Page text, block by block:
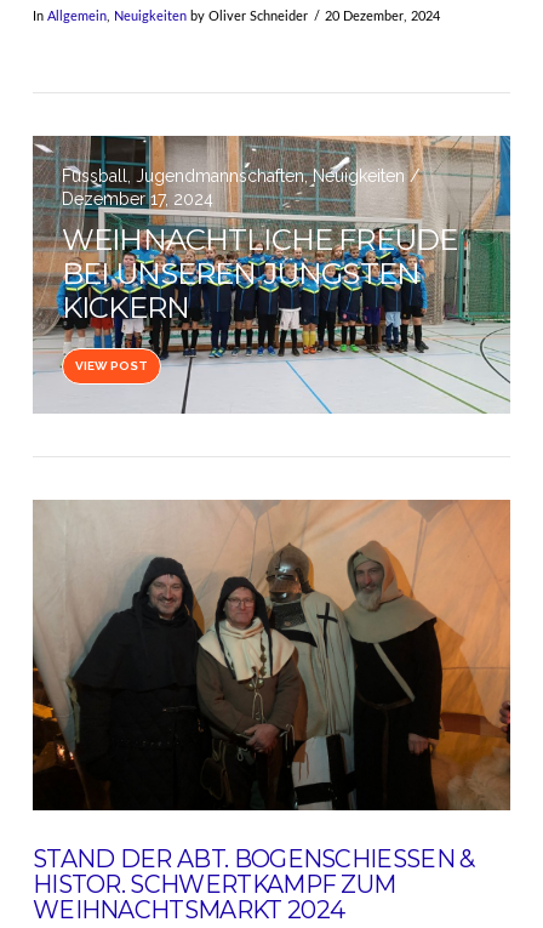
VIEW POST
In Allgemein, Neuigkeitenby Oliver Schneider 20 Dezember, 2024
Fussball, Jugendmannschaften, Neuigkeiten /
Dezember 17, 2024
WEIHNACHTLICHE FREUDE
BEI UNSEREN JÜNGSTEN
KICKERN
VIEW POST
STAND DER ABT. BOGENSCHIESSEN & H
ISTOR. SCHWERTKAMPF ZUM W
EIHNACHTSMARKT 2024